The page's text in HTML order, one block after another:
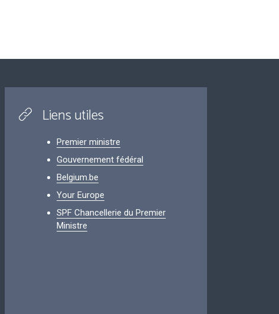
Liens utiles
Premier ministre
Gouvernement fédéral
Belgium.be
Your Europe
SPF Chancellerie du Premier
Ministre